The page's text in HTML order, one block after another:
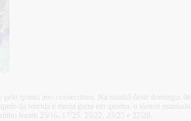
quinto ano consecutivo. Na manhã deste domingo,
da torcida e muita garra em quadra, o elenco
foram 25/16, 17/25, 25/22, 23/25 e 22/20.